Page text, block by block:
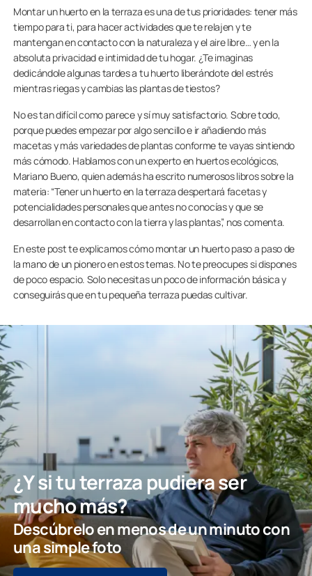
Montar un huerto en la terraza es una de tus prioridades: tener más
tiempo para ti, para hacer actividades que te relajen y te
mantengan en contacto con la naturaleza y el aire libre… y en la
absoluta privacidad e intimidad de tu hogar. ¿Te imaginas
dedicándole algunas tardes a tu huerto liberándote del estrés
mientras riegas y cambias las plantas de tiestos?
No es tan difícil como parece y sí muy satisfactorio. Sobre todo,
porque puedes empezar por algo sencillo e ir añadiendo más
macetas y más variedades de plantas conforme te vayas sintiendo
más cómodo. Hablamos con un experto en huertos ecológicos,
Mariano Bueno, quien además ha escrito numerosos libros sobre la
materia: “Tener un huerto en la terraza despertará facetas y
potencialidades personales que antes no conocías y que se
desarrollan en contacto con la tierra y las plantas”, nos comenta.
En este post te explicamos cómo montar un huerto paso a paso de
la mano de un pionero en estos temas. No te preocupes si dispones
de poco espacio. Solo necesitas un poco de información básica y
conseguirás que en tu pequeña terraza puedas cultivar.
¿Y si tu terraza pudiera ser
mucho más?
Descúbrelo en menos de un minuto con
una simple foto